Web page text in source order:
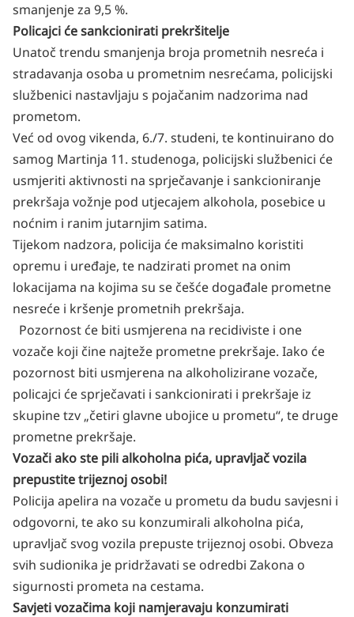
smanjenje za 9,5 %.
Policajci će sankcionirati prekršitelje
Unatoč trendu smanjenja broja prometnih nesreća i
stradavanja osoba u prometnim nesrećama, policijski
službenici nastavljaju s pojačanim nadzorima nad
prometom.
Već od ovog vikenda, 6./7. studeni, te kontinuirano do
samog Martinja 11. studenoga, policijski službenici će
usmjeriti aktivnosti na sprječavanje i sankcioniranje
prekršaja vožnje pod utjecajem alkohola, posebice u
noćnim i ranim jutarnjim satima.
Tijekom nadzora, policija će maksimalno koristiti
opremu i uređaje, te nadzirati promet na onim
lokacijama na kojima su se češće događale prometne
nesreće i kršenje prometnih prekršaja.
Pozornost će biti usmjerena na recidiviste i one
vozače koji čine najteže prometne prekršaje. Iako će
pozornost biti usmjerena na alkoholizirane vozače,
policajci će sprječavati i sankcionirati i prekršaje iz
skupine tzv „četiri glavne ubojice u prometu“, te druge
prometne prekršaje.
Vozači ako ste pili alkoholna pića, upravljač vozila
prepustite trijeznoj osobi!
Policija apelira na vozače u prometu da budu savjesni i
odgovorni, te ako su konzumirali alkoholna pića,
upravljač svog vozila prepuste trijeznoj osobi. Obveza
svih sudionika je pridržavati se odredbi Zakona o
sigurnosti prometa na cestama.
Savjeti vozačima koji namjeravaju konzumirati